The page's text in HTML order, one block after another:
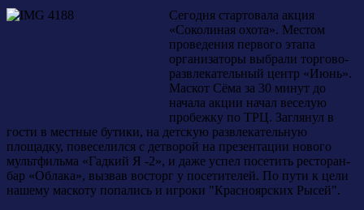
Сегодня стартовала акция
«Соколиная охота». Местом
проведения первого этапа
организаторы выбрали торгово-
развлекательный центр «Июнь».
Маскот Сёма за 30 минут до
начала акции начал веселую
пробежку по ТРЦ. Заглянул в
гости в местные бутики, на детскую развлекательную
площадку, повеселился с детворой на презентации нового
мультфильма «Гадкий Я -2», и даже успел посетить ресторан-
бар «Облака», вызвав восторг у посетителей. По пути к цели
нашему маскоту попались и игроки "Красноярских Рысей".